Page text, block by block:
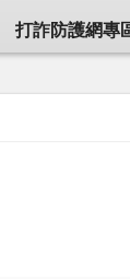
打詐防護網專